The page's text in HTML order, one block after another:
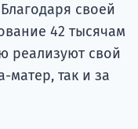
своей
42 тысячам
реализуют свой
матер, так и за